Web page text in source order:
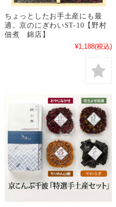
ちょっとしたお手土産にも最
適。京のにぎわいST-10【野村
佃煮 錦店】
¥1,188(税込)